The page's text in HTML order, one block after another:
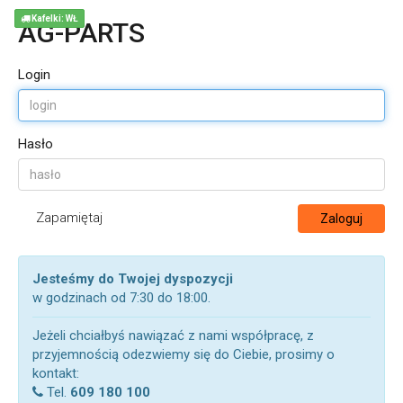
AG-PARTS
Login
Hasło
Zapamiętaj Zaloguj
Jesteśmy do Twojej dyspozycji
w godzinach od 7:30 do 18:00.
Jeżeli chciałbyś nawiązać z nami współpracę, z
przyjemnością odezwiemy się do Ciebie, prosimy o
kontakt:
Tel. 609 180 100
Kafelki: WŁ